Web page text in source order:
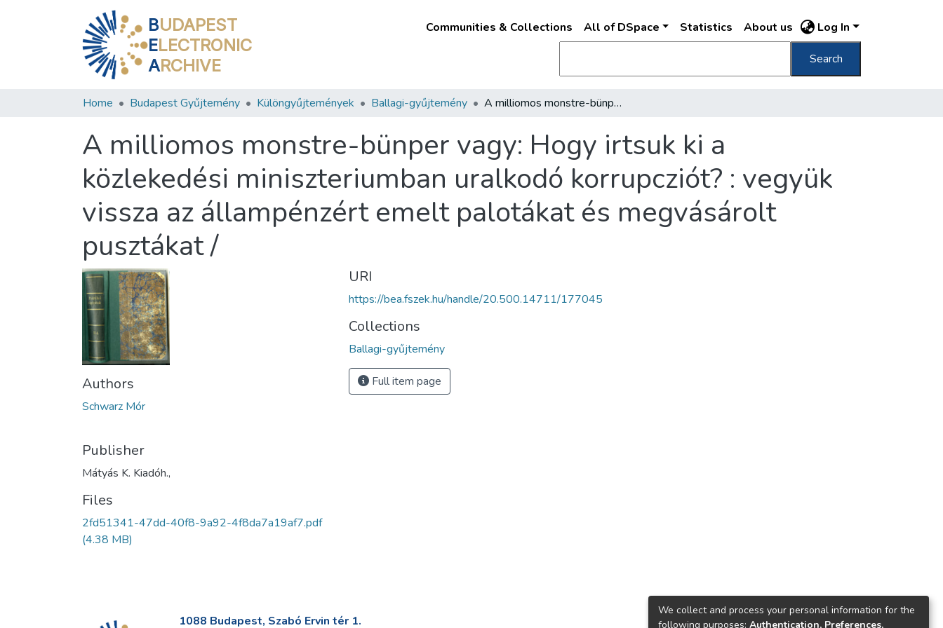
BUDAPEST
ELECTRONIC
ARCHIVE
Communities & Collections All of DSpace Statistics About us Log In
Search
Home Budapest Gyűjtemény Különgyűjtemények Ballagi-gyűjtemény A milliomos monstre-bünper vagy: Hogy irtsuk ki a közlekedési miniszteriumban uralkodó korrupcziót? : vegyük vissza az állampénzért emelt palotákat és megvásárolt pusztákat /
A milliomos monstre-bünper vagy: Hogy irtsuk ki a
közlekedési miniszteriumban uralkodó korrupcziót? : vegyük
vissza az állampénzért emelt palotákat és megvásárolt
pusztákat /
Authors
Schwarz Mór
Publisher
Mátyás K. Kiadóh.,
Files
2fd51341-47dd-40f8-9a92-4f8da7a19af7.pdf
(4.38 MB)
URI
https://bea.fszek.hu/handle/20.500.14711/177045
Collections
Ballagi-gyűjtemény
Full item page
1088 Budapest, Szabó Ervin tér 1.
We collect and process your personal information for the
following purposes: Authentication, Preferences,